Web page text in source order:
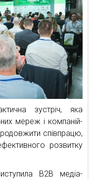
зустріч, яка
мереж і компаній-
співпрацю,
розвитку
В2В медіа-